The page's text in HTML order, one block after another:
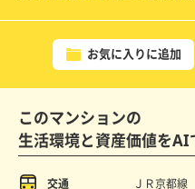
お気に入りに追加
このマンションの
生活環境と資産価値をAI
交通 ＪＲ京都線